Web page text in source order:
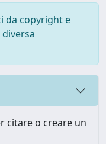
da copyright e
citare o creare un